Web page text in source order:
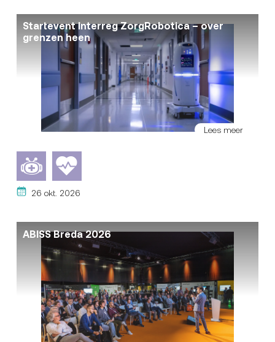
Startevent Interreg ZorgRobotica – over
grenzen heen
Lees meer
26 okt. 2026
ABISS Breda 2026